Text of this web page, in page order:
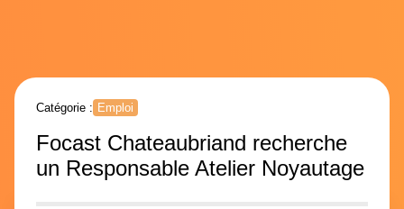
Catégorie : Emploi
Focast Chateaubriand recherche
un Responsable Atelier Noyautage